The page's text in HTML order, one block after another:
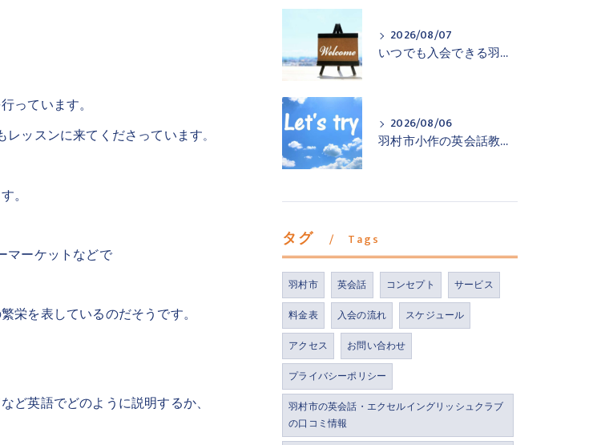
っています。
ッスンに来てくださっています。
。
マーケットなどで
栄を表しているのだそうです。
ど英語でどのように説明するか、
2026/08/07
いつでも入会できる羽村市小作の英会話教室
2026/08/06
羽村市小作の英会話教室が一歩踏み出すお手伝い
タグ Tags
羽村市 英会話 コンセプト
サービス
料金表
入会の流れ
スケジュール
アクセス
お問い合わせ
プライバシーポリシー
羽村市の英会話・エクセルイングリッシュクラブ
の口コミ情報